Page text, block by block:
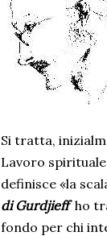
Si tratta,
Lavoro
definisce «la
di Gurdjieff ho
fondo per chi